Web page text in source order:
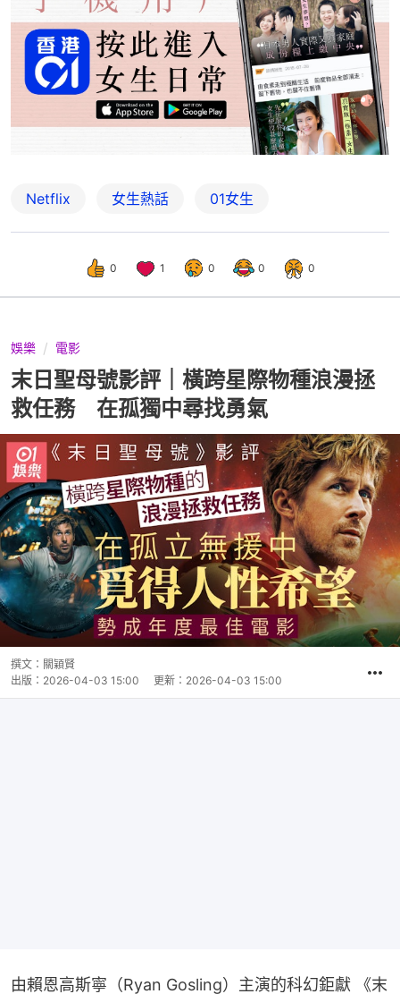
Netflix 女生熱話 01女生
0 1 0 0 0
娛樂 電影
末日聖母號影評｜橫跨星際物種浪漫拯
救任務 在孤獨中尋找勇氣
撰文： 關穎賢
出版： 2026-04-03 15:00 更新： 2026-04-03 15:00
由賴恩高斯寧（Ryan Gosling）主演的科幻鉅獻 《末